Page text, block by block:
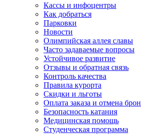
Кассы и инфоцентры
Как добраться
Парковки
Новости
Олимпийская аллея славы
Часто задаваемые вопросы
Устойчивое развитие
Отзывы и обратная связь
Контроль качества
Правила курорта
Скидки и льготы
Оплата заказа и отмена
Безопасность катания
Медицинская помощь
Студенческая программа